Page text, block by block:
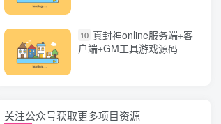
10 真封神online服务端+客
户端+GM工具游戏源码
关注公众号获取更多项目资源